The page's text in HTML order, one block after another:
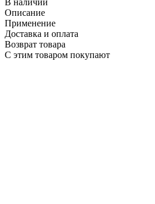
В наличии
Описание
Применение
Доставка и оплата
Возврат товара
С этим товаром покупают